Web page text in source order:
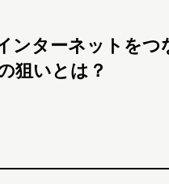
ンターネットを
狙いとは？